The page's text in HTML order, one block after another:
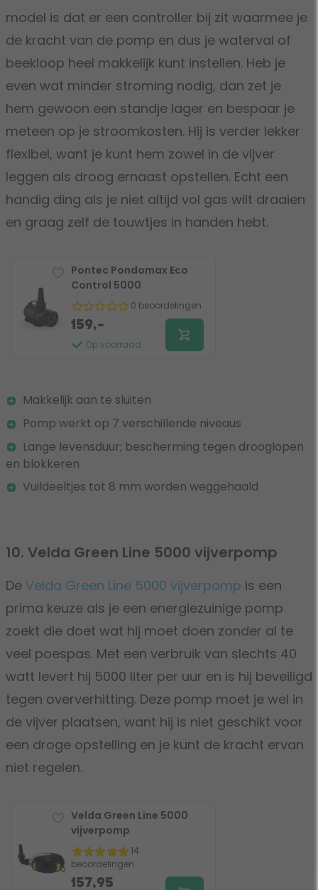
model is dat er een controller bij zit waarmee je
de kracht van de pomp en dus je waterval of
beekloop heel makkelijk kunt instellen. Heb je
even wat minder stroming nodig, dan zet je
hem gewoon een standje lager en bespaar je
meteen op je stroomkosten. Hij is verder lekker
flexibel, want je kunt hem zowel in de vijver
leggen als droog ernaast opstellen. Echt een
handig ding als je niet altijd vol gas wilt draaien
en graag zelf de touwtjes in handen hebt.
Pontec Pondomax Eco
Control 5000
0 beoordelingen
Op voorraad
159,-
Makkelijk aan te sluiten
Pomp werkt op 7 verschillende niveaus
Lange levensduur; bescherming tegen drooglopen
en blokkeren
Vuildeeltjes tot 8 mm worden weggehaald
10. Velda Green Line 5000 vijverpomp
De Velda Green Line 5000 vijverpomp is een
prima keuze als je een energiezuinige pomp
zoekt die doet wat hij moet doen zonder al te
veel poespas. Met een verbruik van slechts 40
watt levert hij 5000 liter per uur en is hij beveiligd
tegen oververhitting. Deze pomp moet je wel in
de vijver plaatsen, want hij is niet geschikt voor
een droge opstelling en je kunt de kracht ervan
niet regelen.
Velda Green Line 5000
vijverpomp
14
beoordelingen
157,95